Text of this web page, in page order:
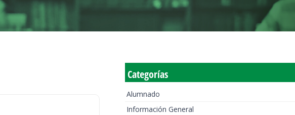
Categorías
Alumnado
Información General